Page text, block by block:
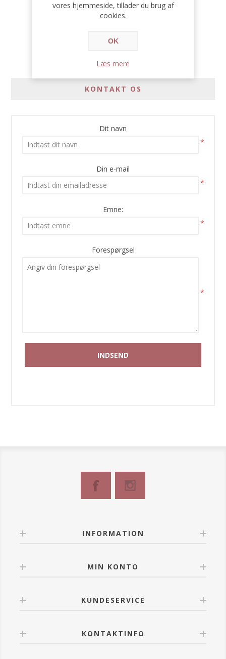
KONTAKT OS
Dit navn
*
Din e-mail
*
Emne:
*
Forespørgsel
*
INFORMATION
MIN KONTO
KUNDESERVICE
KONTAKTINFO
vores hjemmeside, tillader du brug af
cookies.
OK
Læs mere